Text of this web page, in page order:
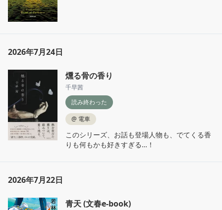
2026年7月24日
燻る骨の香り
千早茜
読み終わった
@ 電車
このシリーズ、お話も登場人物も、でてくる香
りも何もかも好きすぎる…！
2026年7月22日
青天 (文春e-book)